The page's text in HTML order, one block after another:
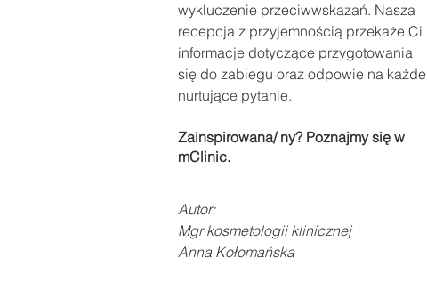
wykluczenie przeciwwskazań. Nasza
recepcja z przyjemnością przekaże Ci
informacje dotyczące przygotowania
się do zabiegu oraz odpowie na każde
nurtujące pytanie.
Zainspirowana/ ny? Poznajmy się w
mClinic.
Autor:
Mgr kosmetologii klinicznej
Anna Kołomańska